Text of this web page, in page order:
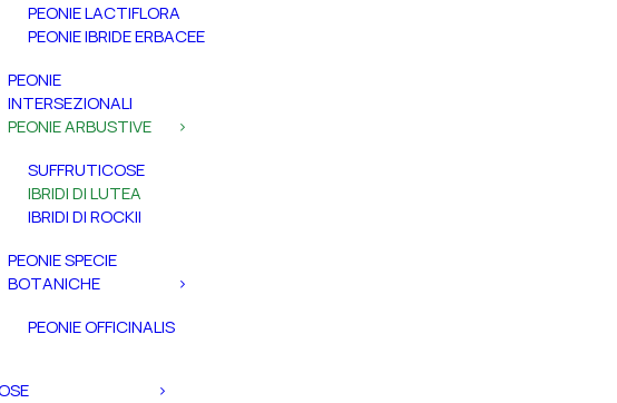
PEONIE LACTIFLORA
PEONIE IBRIDE ERBACEE
PEONIE
INTERSEZIONALI
PEONIE ARBUSTIVE
SUFFRUTICOSE
IBRIDI DI LUTEA
IBRIDI DI ROCKII
PEONIE SPECIE
BOTANICHE
PEONIE OFFICINALIS